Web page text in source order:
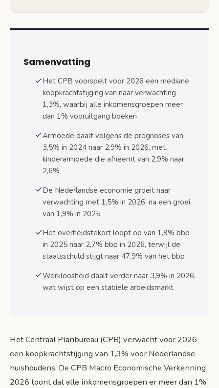
Inflatie en prijsontwikkeling in 2026
Sectorale ontwikkelingen en
arbeidsmarktdynamiek
Arbeidsmarktdynamiek per sector
Regionale economische verschillen
Stedelijke vs. landelijke gebieden
Betekenis CPB-prognoses voor Nederlandse
huishoudens
inkomensgroepen
Onzekerheden en risicofactoren
Conclusie en vooruitblik
Belangrijkste aandachtspunten
Samenvatting
Het CPB voorspelt voor 2026 een mediane
koopkrachtstijging van naar verwachting
1,3%, waarbij alle inkomensgroepen meer
dan 1% vooruitgang boeken
Armoede daalt volgens de prognoses van
3,5% in 2024 naar 2,9% in 2026, met
kinderarmoede die afneemt van 2,9% naar
2,6%
De Nederlandse economie groeit naar
verwachting met 1,5% in 2026, na een groei
van 1,9% in 2025
Het overheidstekort loopt op van 1,9% bbp
in 2025 naar 2,7% bbp in 2026, terwijl de
staatsschuld stijgt naar 47,9% van het bbp
Werkloosheid daalt verder naar 3,9% in 2026,
wat wijst op een stabiele arbeidsmarkt
Het Centraal Planbureau (CPB) verwacht voor 2026
een koopkrachtstijging van 1,3% voor Nederlandse
huishoudens. De CPB Macro Economische Verkenning
2026 toont dat alle inkomensgroepen er meer dan 1%